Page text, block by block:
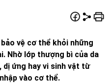
vệ cơ thể khỏi những
Nhờ lớp thượng bì của da
dị ứng hay vi sinh vật từ
vào cơ thể.